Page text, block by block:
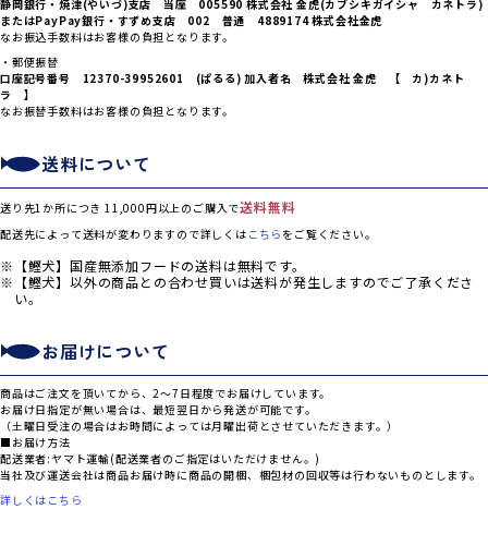
静岡銀行・焼津(やいづ)支店 当座 005590 株式会社 金虎(カブシキガイシャ カネトラ)
またはPayPay銀行・すずめ支店 002 普通 4889174 株式会社金虎
なお振込手数料はお客様の負担となります。
・郵便振替
口座記号番号 12370-39952601 (ぱるる) 加入者名 株式会社 金虎 【 カ)カネト
ラ 】
なお振替手数料はお客様の負担となります。
送料について
送り先1か所につき 11,000円以上のご購入で送料無料
配送先によって送料が変わりますので詳しくは こちら をご覧ください。
【鰹犬】国産無添加フードの送料は無料です。
【鰹犬】以外の商品との合わせ買いは送料が発生しますのでご了承くださ
い。
お届けについて
商品はご注文を頂いてから、2～7日程度でお届けしています。
お届け日指定が無い場合は、最短翌日から発送が可能です。
（土曜日受注の場合はお時間によっては月曜出荷とさせていただきます。）
■お届け方法
配送業者:ヤマト運輸(配送業者のご指定はいただけません。)
当社及び運送会社は商品お届け時に商品の開梱、梱包材の回収等は行わないものとします。
詳しくはこちら